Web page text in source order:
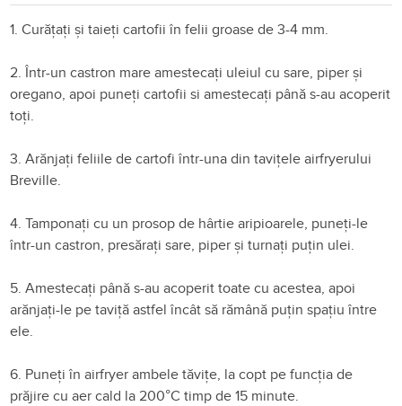
1. Curățați și taieți cartofii în felii groase de 3-4 mm.
2. Într-un castron mare amestecați uleiul cu sare, piper și
oregano, apoi puneți cartofii si amestecați până s-au acoperit
toți.
3. Arănjați feliile de cartofi într-una din tavițele airfryerului
Breville.
4. Tamponați cu un prosop de hârtie aripioarele, puneți-le
într-un castron, presărați sare, piper și turnați puțin ulei.
5. Amestecați până s-au acoperit toate cu acestea, apoi
arănjați-le pe taviță astfel încât să rămână puțin spațiu între
ele.
6. Puneți în airfryer ambele tăvițe, la copt pe funcția de
prăjire cu aer cald la 200°C timp de 15 minute.